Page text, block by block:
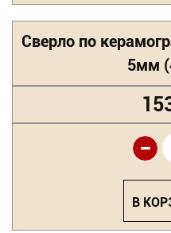
Сверло по
5мм
-
В